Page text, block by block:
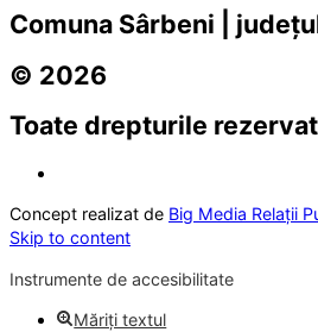
Comuna Sârbeni |
© 2026
Toate drepturile
Concept realizat de Big Media Relații
Skip to content
Instrumente de accesibilitate
Măriți textul